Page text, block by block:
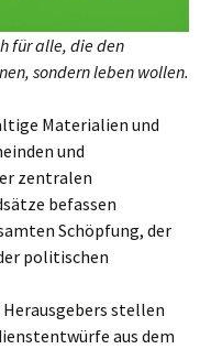
für alle, die den
sondern leben wollen.
Materialien und
und
zentralen
befassen
Schöpfung, der
politischen
stellen
aus dem